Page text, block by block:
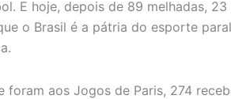
E hoje, depois de 89 melhadas,
o Brasil é a pátria do esporte
aos Jogos de Paris, 274